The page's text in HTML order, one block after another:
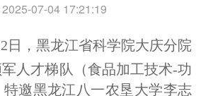
2025-07-04 17:21:19
日，黑龙江省科学院大庆分院
人才梯队（食品加工技术-功
邀黑龙江八一农垦大学李志